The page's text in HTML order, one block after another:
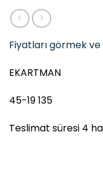
Fiyatları görmek
EKARTMAN
45-19 135
Teslimat süresi 4